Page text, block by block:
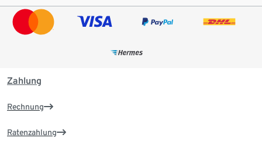
Zahlung
Rechnung
Ratenzahlung